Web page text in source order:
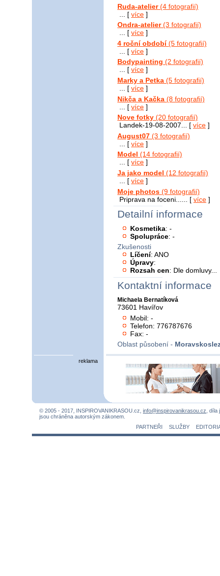
Ruda-atelier(4 fotografií)
... [ více ]
Ondra-atelier(3 fotografií)
... [ více ]
4 roční období(5 fotografií)
... [ více ]
Bodypainting (2 fotografií)
... [ více ]
Marky a Petka (5 fotografií)
... [ více ]
Nikča a Kačka (8 fotografií)
... [ více ]
Nove fotky (20 fotografií)
Landek-19-08-2007... [ více ]
August07 (3 fotografií)
... [ více ]
Model (14 fotografií)
... [ více ]
Ja jako model (12 fotografií)
... [ více ]
Moje photos (9 fotografií)
Priprava na foceni...... [ více ]
Detailní informace
Kosmetika: -
Spolupráce: -
Zkušenosti
Líčení: ANO
Úpravy:
Rozsah cen: Dle domluvy...
Kontaktní informace
Michaela Bernatíková
73601 Havířov
Mobil: -
Telefon: 776787676
Fax: -
Oblast působení -
reklama
© 2005 - 2017, INSPIROVANIKRASOU.cz, info@inspirovanikrasou.cz ,
jsou chráněna autorským zákonem.
PARTNEŘI
SLUŽBY